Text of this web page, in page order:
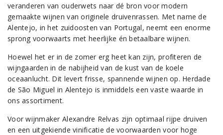
veranderen van ouderwets naar dé bron voor modern
gemaakte wijnen van originele druivenrassen. Met name de
Alentejo, in het zuidoosten van Portugal, neemt een enorme
sprong voorwaarts met heerlijke én betaalbare wijnen.
Hoewel het er in de zomer erg heet kan zijn, profiteren de
wijngaarden in de nabijheid van de kust van de koele
oceaanlucht. Dit levert frisse, spannende wijnen op. Herdade
de São Miguel in Alentejo is inmiddels een vaste waarde in
ons assortiment.
Voor wijnmaker Alexandre Relvas zijn optimaal rijpe druiven
en een uitgekiende vinificatie de voorwaarden voor hoge